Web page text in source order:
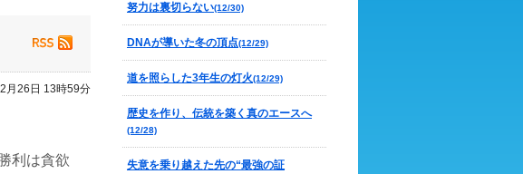
月26日 13時59分
利は貪欲
努力は裏切らない(12/30)
DNAが導いた冬の頂点(12/29)
道を照らした3年生の灯火(12/29)
歴史を作り、伝統を築く真のエースへ
(12/28)
失意を乗り越えた先の“最強の証